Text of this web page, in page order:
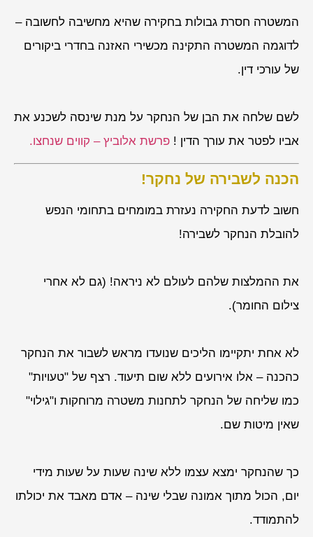
המשטרה חסרת גבולות בחקירה שהיא מחשיבה לחשובה –
לדוגמה המשטרה התקינה מכשירי האזנה בחדרי ביקורים
של עורכי דין.
לשם שלחה את הבן של הנחקר על מנת שינסה לשכנע את
אביו לפטר את עורך הדין ! פרשת אלוביץ – קווים שנחצו.
הכנה לשבירה של נחקר!
חשוב לדעת החקירה נעזרת במומחים בתחומי הנפש
להובלת הנחקר לשבירה!
את ההמלצות שלהם לעולם לא ניראה! (גם לא אחרי
צילום החומר).
לא אחת יתקיימו הליכים שנועדו מראש לשבור את הנחקר
כהכנה – אלו אירועים ללא שום תיעוד. רצף של "טעויות"
כמו שליחה של הנחקר לתחנות משטרה מרוחקות ו"גילוי"
שאין מיטות שם.
כך שהנחקר ימצא עצמו ללא שינה שעות על שעות מידי
יום, הכול מתוך אמונה שבלי שינה – אדם מאבד את יכולתו
להתמודד.